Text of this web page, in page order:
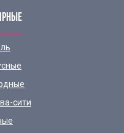
сити